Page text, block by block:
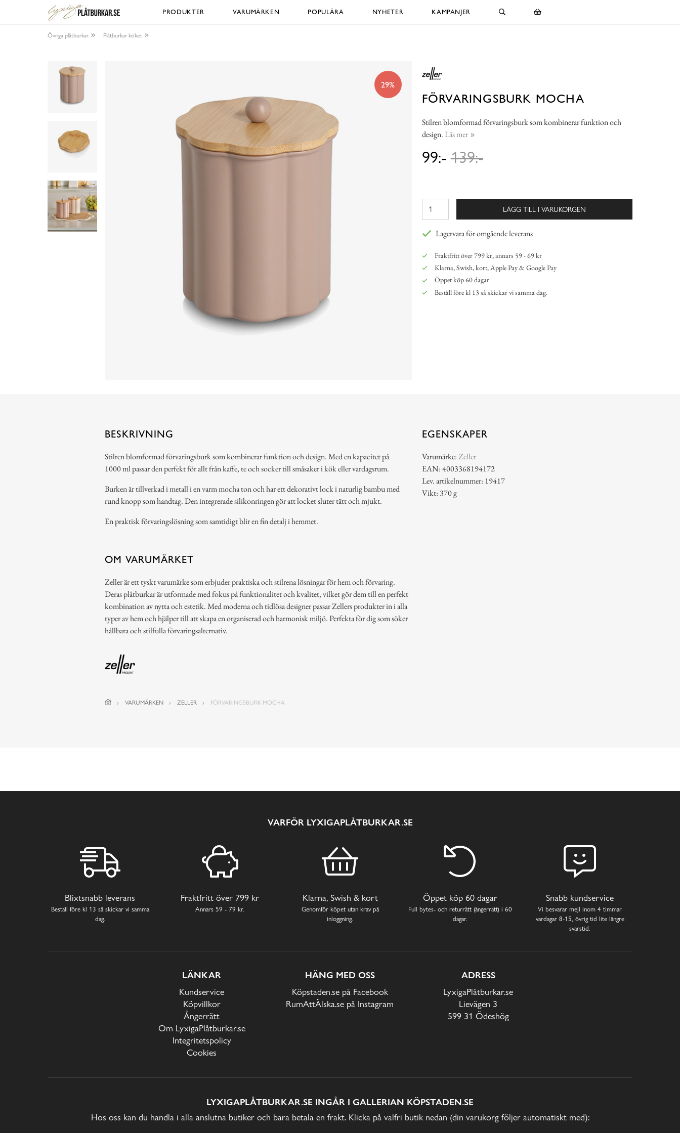
PRODUKTER VARUMÄRKEN POPULÄRA NYHETER KAMPANJER
Övriga plåtburkar Plåtburkar köket
29%
FÖRVARINGSBURK MOCHA
Stilren blomformad förvaringsburk som kombinerar funktion och
design. Läs mer
99:- 139:-
LÄGG TILL I VARUKORGEN
Lagervara för omgående leverans
Fraktfritt över 799 kr, annars 59 - 69 kr
Klarna, Swish, kort, Apple Pay & Google Pay
Öppet köp 60 dagar
Beställ före kl 13 så skickar vi samma dag.
BESKRIVNING
Stilren blomformad förvaringsburk som kombinerar funktion och design. Med en kapacitet på
1000 ml passar den perfekt för allt från kaffe, te och socker till småsaker i kök eller vardagsrum.
Burken är tillverkad i metall i en varm mocha ton och har ett dekorativt lock i naturlig bambu med
rund knopp som handtag. Den integrerade silikonringen gör att locket sluter tätt och mjukt.
En praktisk förvaringslösning som samtidigt blir en fin detalj i hemmet.
EGENSKAPER
Varumärke:Zeller
EAN: 4003368194172
Lev. artikelnummer: 19417
Vikt: 370 g
OM VARUMÄRKET
Zeller är ett tyskt varumärke som erbjuder praktiska och stilrena lösningar för hem och förvaring.
Deras plåtburkar är utformade med fokus på funktionalitet och kvalitet, vilket gör dem till en perfekt
kombination av nytta och estetik. Med moderna och tidlösa designer passar Zellers produkter in i alla
typer av hem och hjälper till att skapa en organiserad och harmonisk miljö. Perfekta för dig som söker
hållbara och stilfulla förvaringsalternativ.
VARUMÄRKEN ZELLER FÖRVARINGSBURK MOCHA
VARFÖR LYXIGAPLÅTBURKAR.SE
Blixtsnabb leverans
Beställ före kl 13 så skickar vi samma
dag.
Fraktfritt över 799 kr
Annars 59 - 79 kr.
Klarna, Swish & kort
Genomför köpet utan krav på
inloggning.
Öppet köp 60 dagar
Full bytes- och returrätt (ångerrätt) i 60
dagar.
Snabb kundservice
Vi besvarar mejl inom 4 timmar
vardagar 8-15, övrig tid lite längre
svarstid.
LÄNKAR
Kundservice
Köpvillkor
Ångerrätt
Om LyxigaPlåtburkar.se
Integritetspolicy
Cookies
HÄNG MED OSS
Köpstaden.se på Facebook
RumAttÄlska.se på Instagram
ADRESS
LyxigaPlåtburkar.se
Lievägen 3
599 31 Ödeshög
LYXIGAPLÅTBURKAR.SE INGÅR I GALLERIAN KÖPSTADEN.SE
Hos oss kan du handla i alla anslutna butiker och bara betala en frakt. Klicka på valfri butik nedan (din varukorg följer automatiskt med):